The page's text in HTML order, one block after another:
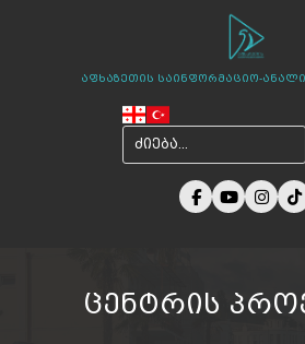
აფხაზეთის საინფორმაციო-
სიახლეები
ჩვენ შესახებ
ცენტრის
ცენტრის